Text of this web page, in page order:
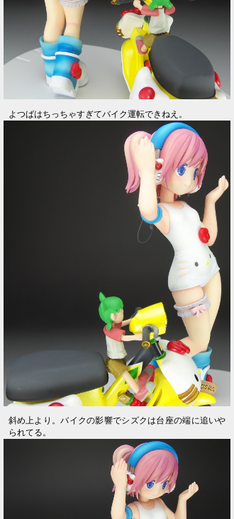
よつばはちっちゃすぎてバイク運転できねえ。
斜め上より。バイクの影響でシズクは台座の端に追いや
られてる。